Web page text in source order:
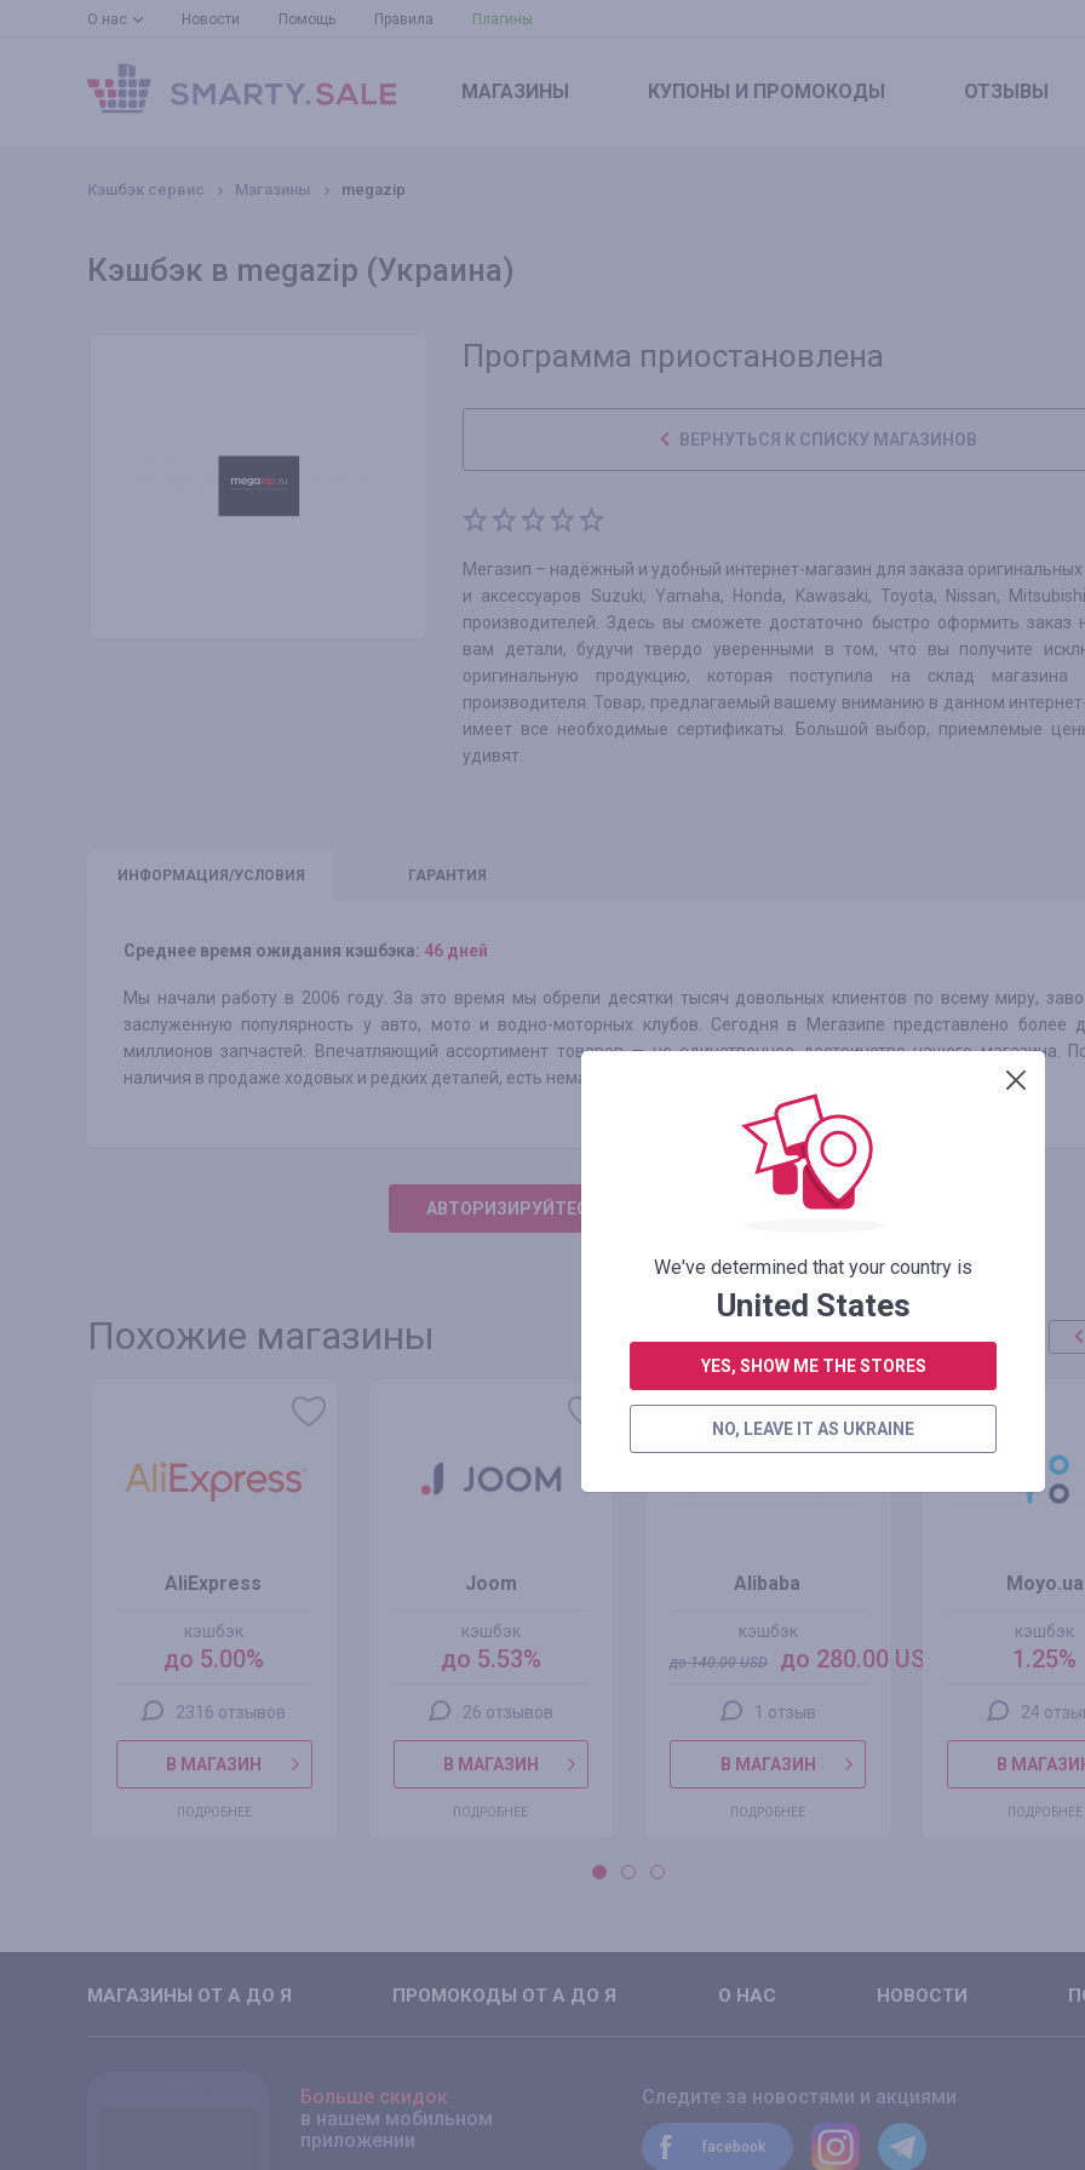
О нас Новости Помощь Правила Плагины
МАГАЗИНЫ КУПОНЫ И ПРОМОКОДЫ ОТЗЫВЫ
Кэшбэк сервис Магазины megazip
Кэшбэк в megazip (Украина)
Программа приостановлена
ВЕРНУТЬСЯ К СПИСКУ МАГАЗИНОВ
Мегазип – надёжный и удобный интернет-магазин для заказа оригинальных
и аксессуаров Suzuki, Yamaha, Honda, Kawasaki, Toyota, Nissan,
производителей. Здесь вы сможете достаточно быстро оформить заказ
вам детали, будучи твердо уверенными в том, что вы получите
оригинальную продукцию, которая поступила на склад магазина
производителя. Товар, предлагаемый вашему вниманию в данном
имеет все необходимые сертификаты. Большой выбор, приемлемые
удивят.
ИНФО РМАЦИЯ/УСЛОВИЯ ГАРАНТИЯ
Среднее время ожидания кэшбэка: 46 дней
Мы начали работу в 2006 году. За это время мы обрели десятки тысяч довольных клиентов по всему миру,
заслуженную популярность у авто, мото и водно-моторных клубов. Сегодня в Мегазипе представлено более
миллионов запчастей. Впечатляющий ассортимент товаров — не единственное достоинство нашего магазина.
наличия в продаже ходовых и редких деталей, есть немало других убедительных преимуществ.
АВТОРИЗИРУЙТЕСЬ, ЧТОБЫ ОСТАВИТЬ ОТЗЫВ
Похожие магазины
AliExpress
кэшбэк
до 5.00%
2316 отзывов
В МАГАЗИН
ПОДРОБНЕЕ
Joom
кэшбэк
до 5.53%
26 отзывов
В МАГАЗИН
ПОДРОБНЕЕ
акция
+100%
Alibaba
кэшбэк
до140.00USD до 280.00 USD
1 отзыв
В МАГАЗИН
ПОДРОБНЕЕ
Moyo.ua
кэшбэк
1.25%
24
В
ПОДРОБНЕЕ
МАГАЗИНЫ ОТ А ДО Я ПРОМОКОДЫ ОТ А ДО Я О НАС НОВОСТИ
Больше скидок
в нашем мобильном
приложении
Следите за новостями и акциями
facebook
We've determined that your country is
United States
YES, SHOW ME THE STORES
NO, LEAVE IT AS UKRAINE